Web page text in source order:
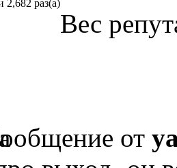
2,682 раз(а)
Вес
от